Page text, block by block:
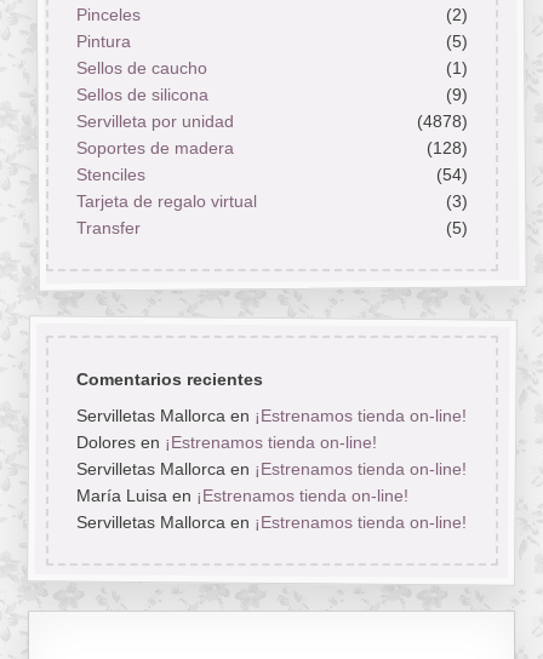
Pinceles
(2)
Pintura
(5)
Sellos de caucho
(1)
Sellos de silicona
(9)
Servilleta por unidad
(4878)
Soportes de madera
(128)
Stenciles
(54)
Tarjeta de regalo virtual
(3)
Transfer
(5)
Comentarios recientes
Servilletas Mallorcaen ¡Estrenamos tienda on-line!
Doloresen ¡Estrenamos tienda on-line!
Servilletas Mallorcaen ¡Estrenamos tienda on-line!
María Luisaen ¡Estrenamos tienda on-line!
Servilletas Mallorcaen ¡Estrenamos tienda on-line!